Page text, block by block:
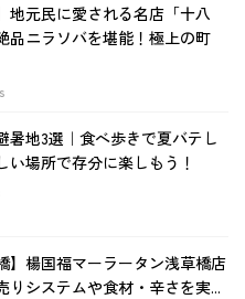
地元民に愛される名店「十八
品ニラソバを堪能！極上の町
暑地3選｜食べ歩きで夏バテし
い場所で存分に楽しもう！
】楊国福マーラータン浅草橋店
りシステムや食材・辛さを実...